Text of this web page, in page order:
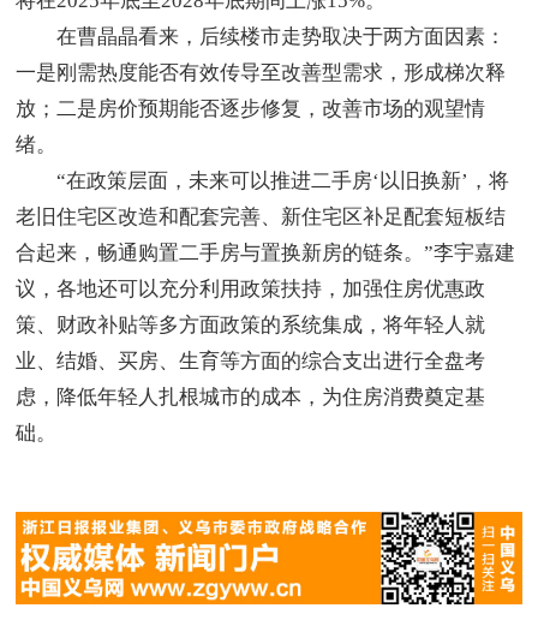
在曹晶晶看来，后续楼市走势取决于两方面因素：
一是刚需热度能否有效传导至改善型需求，形成梯次释
放；二是房价预期能否逐步修复，改善市场的观望情
绪。
“在政策层面，未来可以推进二手房‘以旧换新’，将
老旧住宅区改造和配套完善、新住宅区补足配套短板结
合起来，畅通购置二手房与置换新房的链条。”李宇嘉建
议，各地还可以充分利用政策扶持，加强住房优惠政
策、财政补贴等多方面政策的系统集成，将年轻人就
业、结婚、买房、生育等方面的综合支出进行全盘考
虑，降低年轻人扎根城市的成本，为住房消费奠定基
础。